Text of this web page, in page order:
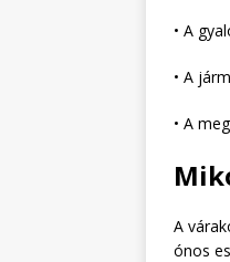
• A
• A
• A
A
ónos